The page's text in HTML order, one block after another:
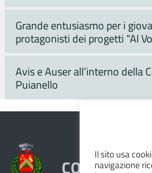
Grande entusiasmo per i
protagonisti dei progetti “Al
Avis e Auser all’interno della
Puianello
COMUNE DI
Il sito usa
navigazione